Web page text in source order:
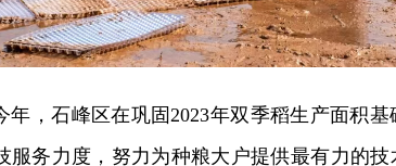
年，石峰区在巩固2023年双季稻生产面积
服务力度，努力为种粮大户提供最有力的